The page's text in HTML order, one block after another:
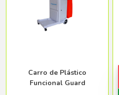
Carro de Plástico
Funcional Guard